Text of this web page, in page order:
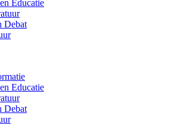
Educatie
Debat
Educatie
Debat